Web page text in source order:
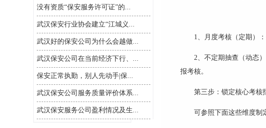
没有资质“保安服务许可证”的...
武汉保安行业协会建立“江城义...
武汉好的保安公司为什么会越做...
武汉保安公司在当前经济下行、...
保安正常执勤，别人先动手|保...
武汉保安公司服务质量评价体系...
武汉保安服务公司盈利情况及生...
1、月度考核（定期）
2、不定期抽查（动态
报考核。
第三步：锁定核心考核
可参照下面这些维度制